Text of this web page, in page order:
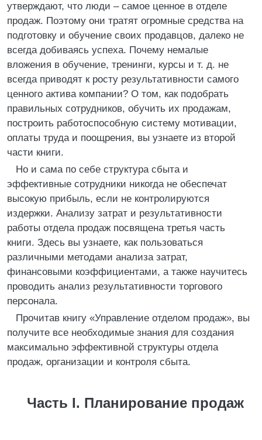
утверждают, что люди – самое ценное в отделе
продаж. Поэтому они тратят огромные средства на
подготовку и обучение своих продавцов, далеко не
всегда добиваясь успеха. Почему немалые
вложения в обучение, тренинги, курсы и т. д. не
всегда приводят к росту результативности самого
ценного актива компании? О том, как подобрать
правильных сотрудников, обучить их продажам,
построить работоспособную систему мотивации,
оплаты труда и поощрения, вы узнаете из второй
части книги.
Но и сама по себе структура сбыта и
эффективные сотрудники никогда не обеспечат
высокую прибыль, если не контролируются
издержки. Анализу затрат и результативности
работы отдела продаж посвящена третья часть
книги. Здесь вы узнаете, как пользоваться
различными методами анализа затрат,
финансовыми коэффициентами, а также научитесь
проводить анализ результативности торгового
персонала.
Прочитав книгу «Управление отделом продаж», вы
получите все необходимые знания для создания
максимально эффективной структуры отдела
продаж, организации и контроля сбыта.
Часть I. Планирование продаж